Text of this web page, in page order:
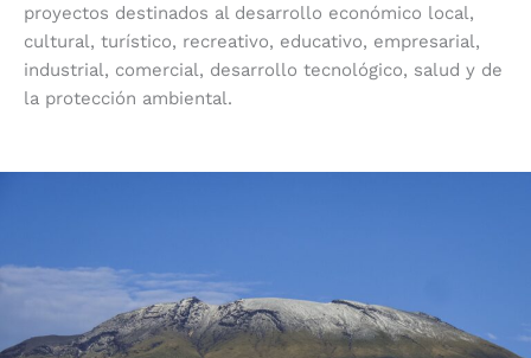
proyectos destinados al desarrollo económico local,
cultural, turístico, recreativo, educativo, empresarial,
industrial, comercial, desarrollo tecnológico, salud y de
la protección ambiental.